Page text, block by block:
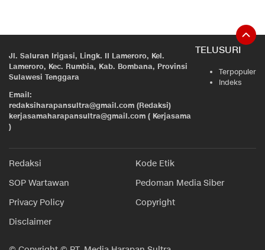
Jl. Saluran Irigasi, Lingk. II Lameroro, Kel.
Lameroro, Kec. Rumbia, Kab. Bombana, Provinsi
Sulawesi Tenggara
Email:
redaksiharapansultra@gmail.com (Redaksi)
kerjasamaharapansultra@gmail.com ( Kerjasama
)
TELUSURI
Terpopuler
Indeks
Redaksi
Kode Etik
SOP Wartawan
Pedoman Media Siber
Privacy Policy
Copyright
Disclaimer